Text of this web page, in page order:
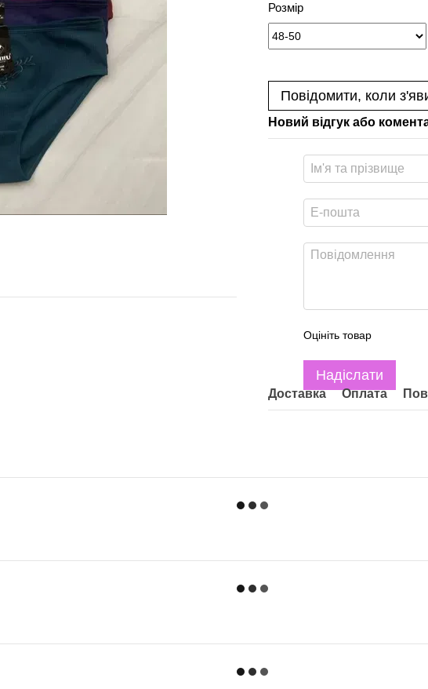
Розмір
Повідомити, коли
Новий відгук або
Оцініть товар
Надіслати
Доставка Оплата